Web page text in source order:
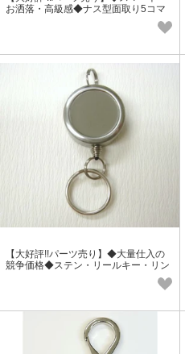
お洒落・高級感◆ナス型面取り5コマ
【大好評!!パーツ売り】◆大量仕入の
競争価格◆ステン・リールキー・リン